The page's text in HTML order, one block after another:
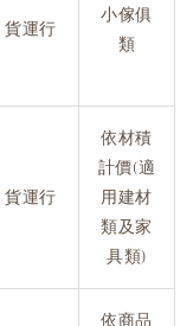
貨運行
小傢俱
類
貨運行
依材積
計價(適
用建材
類及家
具類)
依商品